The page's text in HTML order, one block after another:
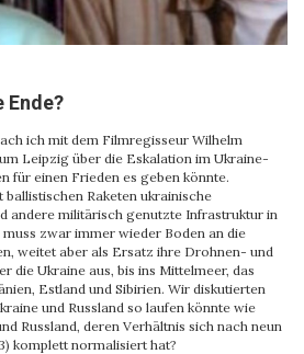
Ende?
ich mit dem Filmregisseur Wilhelm
Leipzig über die Eskalation im Ukraine-
für einen Frieden es geben könnte.
Raketen ukrainische
andere militärisch genutzte Infrastruktur in
zwar immer wieder Boden an die
weitet aber als Ersatz ihre Drohnen- und
die Ukraine aus, bis ins Mittelmeer, das
Estland und Sibirien. Wir diskutierten
und Russland so laufen könnte wie
Russland, deren Verhältnis sich nach neun
komplett normalisiert hat?